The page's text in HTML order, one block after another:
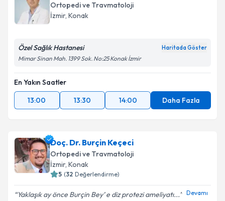
Ortopedi ve Travmatoloji
İzmir, Konak
Özel Sağlık Hastanesi Haritada Göster
Mimar Sinan Mah. 1399 Sok. No:25 Konak İzmir
En Yakın Saatler
13:00
13:30 14:00 Daha Fazla
Doç. Dr. Burçin Keçeci
Ortopedi ve Travmatoloji
İzmir, Konak
5 (32 Değerlendirme)
Yaklaşık ay önce Burçin Bey’ e diz protezi ameliyatı... Devamı